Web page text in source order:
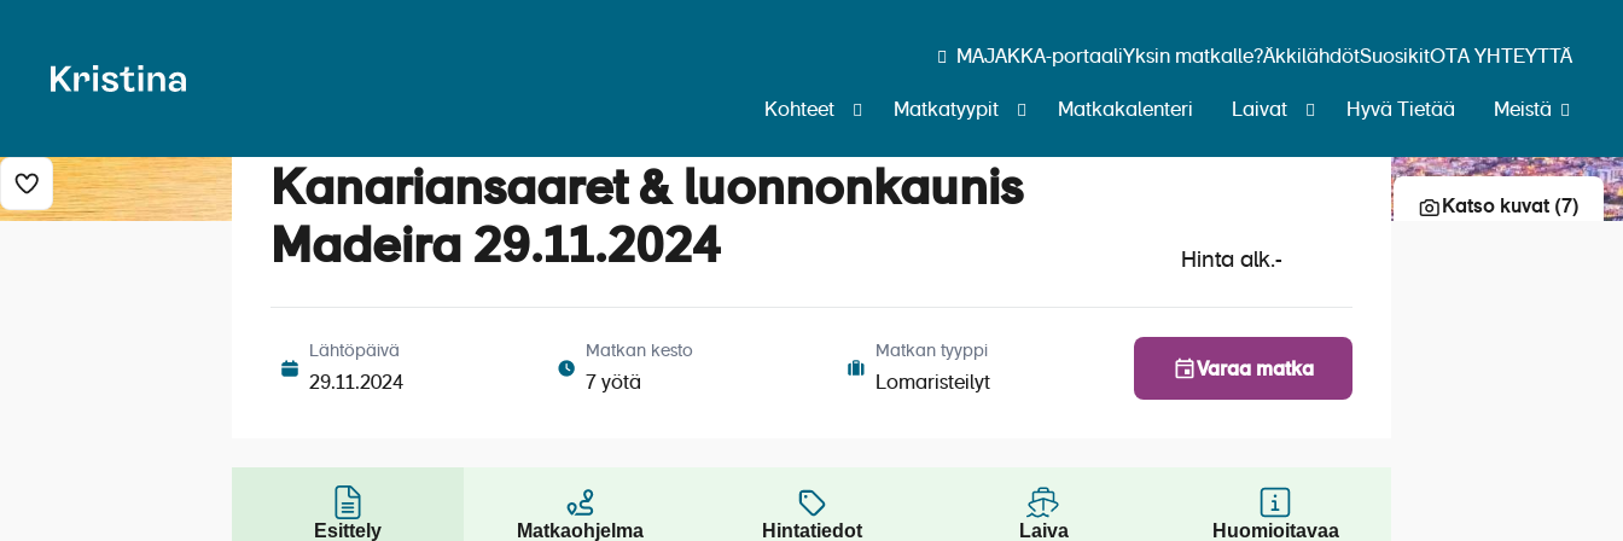
MAJAKKA-portaaliYksin matkalle?ÄkkilähdötSuosikitOTA YHTEYTTÄ
Kohteet Matkatyypit Matkakalenteri Laivat Hyvä Tietää Meistä
Katso kuvat (7)
Lisää risteily suosikkeihin Kanariansaaret & luonnonkaunis
Madeira 29.11.2024
Hinta alk.-
Lähtöpäivä
29.11.2024
Matkan kesto
7 yötä
Matkan tyyppi
Lomaristeilyt
Varaa matka
Esittely Matkaohjelma Hintatiedot Laiva Huomioitavaa